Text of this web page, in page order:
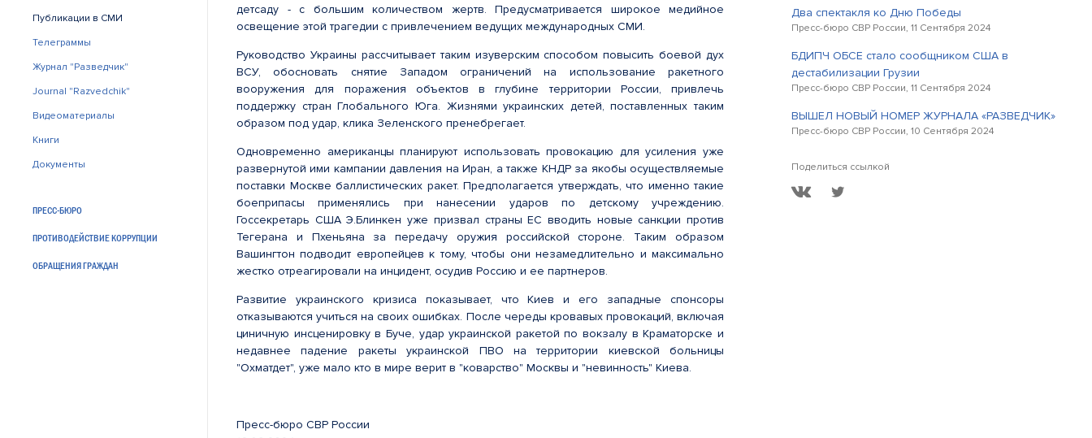
Публикации в СМИ
Телеграммы
Журнал "Разведчик"
Journal "Razvedchik"
Видеоматериалы
Книги
Документы
ПРЕСС-БЮРО
ПРОТИВОДЕЙСТВИЕ КОРРУПЦИИ
ОБРАЩЕНИЯ ГРАЖДАН
детсаду - с большим количеством жертв. Предусматривается широкое медийное
освещение этой трагедии с привлечением ведущих международных СМИ.
Руководство Украины рассчитывает таким изуверским способом повысить боевой дух
ВСУ, обосновать снятие Западом ограничений на использование ракетного
вооружения для поражения объектов в глубине территории России, привлечь
поддержку стран Глобального Юга. Жизнями украинских детей, поставленных таким
образом под удар, клика Зеленского пренебрегает.
Одновременно американцы планируют использовать провокацию для усиления уже
развернутой ими кампании давления на Иран, а также КНДР за якобы осуществляемые
поставки Москве баллистических ракет. Предполагается утверждать, что именно такие
боеприпасы применялись при нанесении ударов по детскому учреждению.
Госсекретарь США Э.Блинкен уже призвал страны ЕС вводить новые санкции против
Тегерана и Пхеньяна за передачу оружия российской стороне. Таким образом
Вашингтон подводит европейцев к тому, чтобы они незамедлительно и максимально
жестко отреагировали на инцидент, осудив Россию и ее партнеров.
Развитие украинского кризиса показывает, что Киев и его западные спонсоры
отказываются учиться на своих ошибках. После череды кровавых провокаций, включая
циничную инсценировку в Буче, удар украинской ракетой по вокзалу в Краматорске и
недавнее падение ракеты украинской ПВО на территории киевской больницы
"Охматдет", уже мало кто в мире верит в "коварство" Москвы и "невинность" Киева.
Пресс-бюро СВР России
Два спектакля ко Дню Победы
Пресс-бюро СВР России, 11 Сентября 2024
БДИПЧ ОБСЕ стало сообщником США в
дестабилизации Грузии
Пресс-бюро СВР России, 11 Сентября 2024
ВЫШЕЛ НОВЫЙ НОМЕР ЖУРНАЛА «РАЗВЕДЧИК»
Пресс-бюро СВР России, 10 Сентября 2024
Поделиться ссылкой